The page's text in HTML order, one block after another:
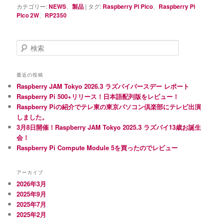
カテゴリー:NEWS 、製品 | タグ: Raspberry Pi Pico
Raspberry Pi
Pico 2W
RP2350
検
索
最近の投稿
Raspberry JAM Tokyo 2026.3 ラズパイバースデー レポート
Raspberry Pi 500+リリース！日本語配列版をレビュー！
Raspberry Piの紹介でテレ東の東京パソコン倶楽部にテレビ出演
しました。
3月8日開催！Raspberry JAM Tokyo 2025.3 ラズパイ13歳お誕生
会！
Raspberry Pi Compute Module 5を買ったのでレビュー
アーカイブ
2026年3月
2025年9月
2025年7月
2025年2月